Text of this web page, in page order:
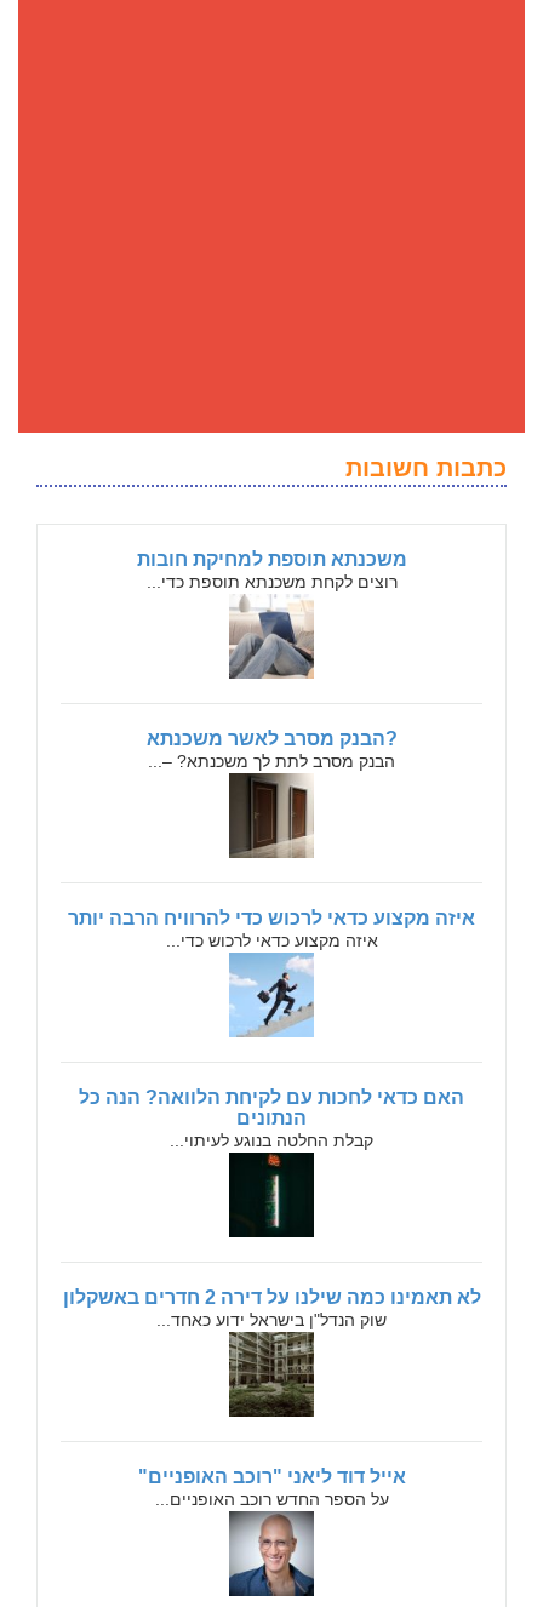
כתבות חשובות
משכנתא תוספת למחיקת חובות
רוצים לקחת משכנתא תוספת כדי...
?הבנק מסרב לאשר משכנתא
הבנק מסרב לתת לך משכנתא? –...
איזה מקצוע כדאי לרכוש כדי להרוויח הרבה יותר
איזה מקצוע כדאי לרכוש כדי...
האם כדאי לחכות עם לקיחת הלוואה? הנה כל
הנתונים
קבלת החלטה בנוגע לעיתוי...
לא תאמינו כמה שילנו על דירה 2 חדרים באשקלון
שוק הנדל"ן בישראל ידוע כאחד...
אייל דוד ליאני "רוכב האופניים"
על הספר החדש רוכב האופניים...